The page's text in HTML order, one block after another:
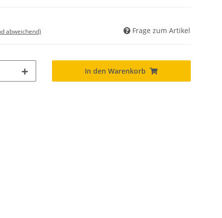
abweichend) Frage zum Artikel
In den Warenkorb